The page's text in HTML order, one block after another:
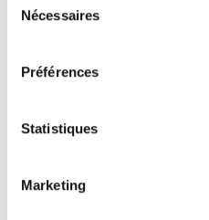
Nécessaires
Préférences
Statistiques
Marketing
Poids